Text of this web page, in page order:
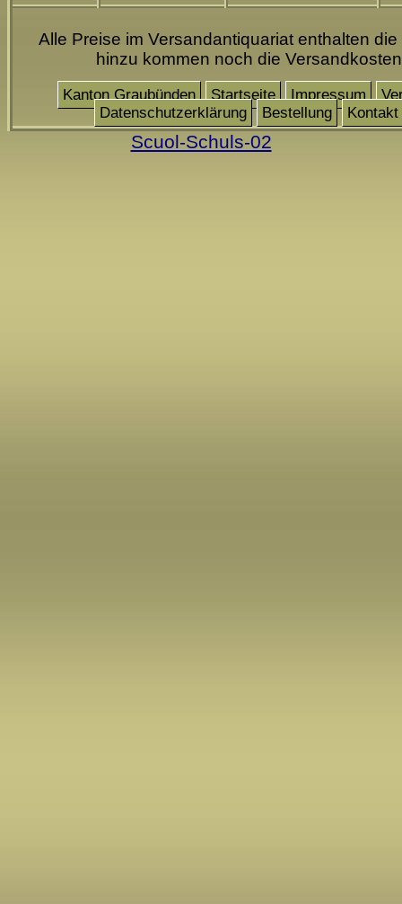
Alle Preise im Versandantiquariat enthalten die
hinzu kommen noch die Versandkosten
Kanton Graubünden Startseite Impressum
Datenschutzerklärung
Bestellung Kontakt
Scuol-Schuls-02